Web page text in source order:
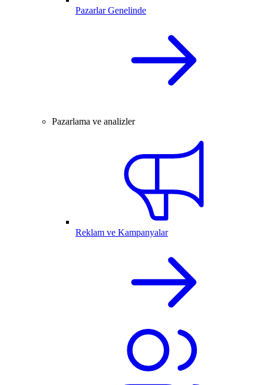
Pazarlar Genelinde
Pazarlama ve analizler
Reklam ve Kampanyalar